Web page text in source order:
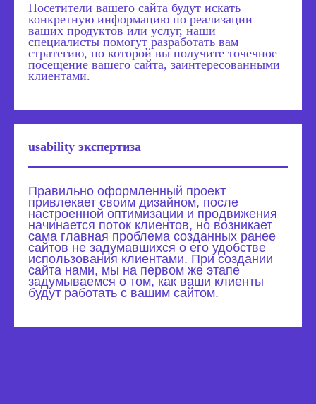
Посетители вашего сайта будут искать
конкретную информацию по реализации
ваших продуктов или услуг, наши
специалисты помогут разработать вам
стратегию, по которой вы получите точечное
посещение вашего сайта, заинтересованными
клиентами.
usability экспертиза
Правильно оформленный проект
привлекает своим дизайном, после
настроенной оптимизации и продвижения
начинается поток клиентов, но возникает
сама главная проблема созданных ранее
сайтов не задумавшихся о его удобстве
использования клиентами. При создании
сайта нами, мы на первом же этапе
задумываемся о том, как ваши клиенты
будут работать с вашим сайтом.